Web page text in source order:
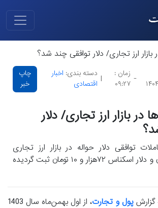
۲۸
-
زمان :
۰۹:۲۷
|
دسته بندی: اخبار
اقتصادی
چاپ
خبر
بازار ارز تجاری/ دلار
توافقی دلار حواله در بازار ارز تجاری
۶۹هزار و ۹۱۲ تومان و دلار اسکناس ۷۲هزار و ۱۰ تومان ثبت گردیده
گزارشپول و تجارت
، از اول بهمن‌ماه سال 1403